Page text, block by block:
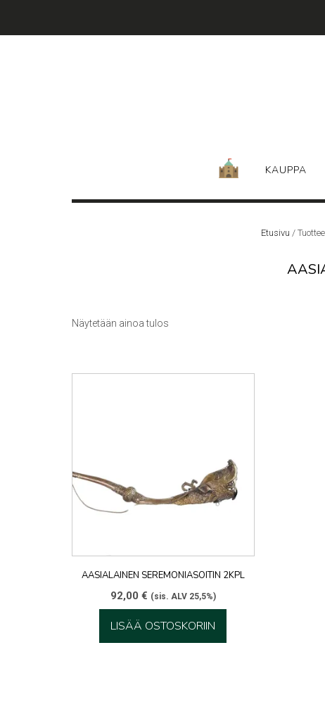
content
KAUPPA
Etusivu /
Näytetään ainoa tulos
AASIALAINEN SEREMONIASOITIN 2KPL
92,00 € (sis. ALV 25,5%)
LISÄÄ OSTOSKORIIN